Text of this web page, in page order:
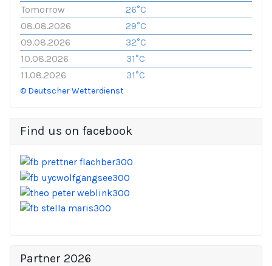
Tomorrow
26°C
08.08.2026
29°C
09.08.2026
32°C
10.08.2026
31°C
11.08.2026
31°C
© Deutscher Wetterdienst
Find us on facebook
Partner 2026